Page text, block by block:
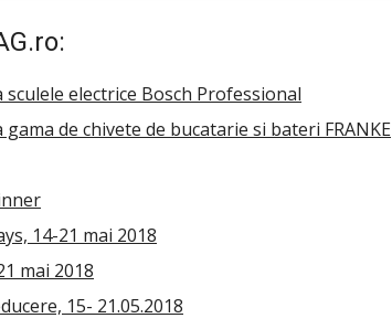
sculele electrice Bosch Professional
gama de chivete de bucatarie si bateri FRANKE
14-21 mai 2018
mai 2018
15- 21.05.2018